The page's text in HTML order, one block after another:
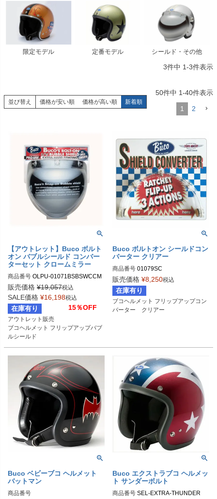
限定モデル 定番モデル シールド・その他
3件中 1-3件表示
並び替え 価格が安い順 価格が高い順 新着順
50件中 1-40件表示
1 2
【アウトレット】Buco ボルト
オン バブルシールド コンバー
ターセット クロームミラー
商品番号 OLPU-01071BSBSWCCM
01071BSBSWCCM
Buco（ブコ）
販売価格 ¥19,057税込
SALE価格 ¥16,198税込
在庫有り 15％OFF
アウトレット販売
ブコヘルメット フリップアップバブ
ルシールド
Buco ボルトオン シールドコン
バーター クリアー
商品番号 01079SC
Buco（ブコ）
販売価格 ¥8,250税込
在庫有り
ブコヘルメット フリップアップコン
バーター　クリアー
Buco ベビーブコ ヘルメット
バットマン
商品番号
Buco エクストラブコ ヘルメッ
ト サンダーボルト
商品番号 SEL-EXTRA-THUNDER